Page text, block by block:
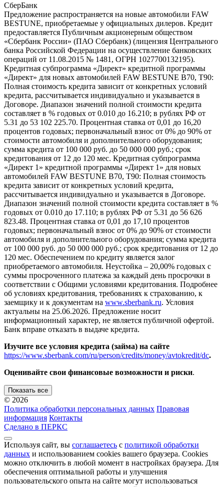
СберБанк
Предложение распространяется на новые автомобили FAW
BESTUNE, приобретаемые у официальных дилеров. Кредит
предоставляется Публичным акционерным обществом
«Сбербанк России» (ПАО Сбербанк) (лицензия Центрального
банка Российской Федерации на осуществление банковских
операций от 11.08.2015 № 1481, ОГРН 1027700132195).
Кредитная субпрограмма «Директ» кредитной программы
«Директ» для новых автомобилей FAW BESTUNE B70, T90:
Полная стоимость кредита зависит от конкретных условий
кредита, рассчитывается индивидуально и указывается в
Договоре. Диапазон значений полной стоимости кредита
составляет в % годовых от 0.010 до 16.210; в рублях РФ от
5.31 до 53 102 225.70. Процентная ставка от 0,01 до 16,20
процентов годовых; первоначальный взнос от 0% до 90% от
стоимости автомобиля и дополнительного оборудования;
сумма кредита от 100 000 руб. до 50 000 000 руб.; срок
кредитования от 12 до 120 мес. Кредитная субпрограмма
«Директ 1» кредитной программы «Директ 1» для новых
автомобилей FAW BESTUNE B70, T90: Полная стоимость
кредита зависит от конкретных условий кредита,
рассчитывается индивидуально и указывается в Договоре.
Диапазон значений полной стоимости кредита составляет в %
годовых от 0.010 до 17.110; в рублях РФ от 5.31 до 56 626
823.48. Процентная ставка от 0,01 до 17,10 процентов
годовых; первоначальный взнос от 0% до 90% от стоимости
автомобиля и дополнительного оборудования; сумма кредита
от 100 000 руб. до 50 000 000 руб.; срок кредитования от 12 до
120 мес. Обеспечением по кредиту является залог
приобретаемого автомобиля. Неустойка – 20,00% годовых с
суммы просроченного платежа за каждый день просрочки в
соответствии с Общими условиями кредитования. Подробнее
об условиях кредитования, требованиях к страхованию, к
заемщику и к документам на www.sberbank.ru. Условия
актуальны на 25.06.2026. Предложение носит
информационный характер, не является публичной офертой.
Банк вправе отказать в выдаче кредита.
Изучите все условия кредита (займа) на сайте
https://www.sberbank.com/ru/person/credits/money/avtokredit/dc.
Оценивайте свои финансовые возможности и риски.
Показать все
© 2026
Политика обработки персональных данных Правовая
информация Контакты
Сделано в ПЕРКС
Используя сайт, вы соглашаетесь с политикой обработки
данных и использованием cookies вашего браузера. Cookies
можно отключить в любой момент в настройках браузера. Для
обеспечения оптимальной работы и улучшения
пользовательского опыта на сайте могут использоваться